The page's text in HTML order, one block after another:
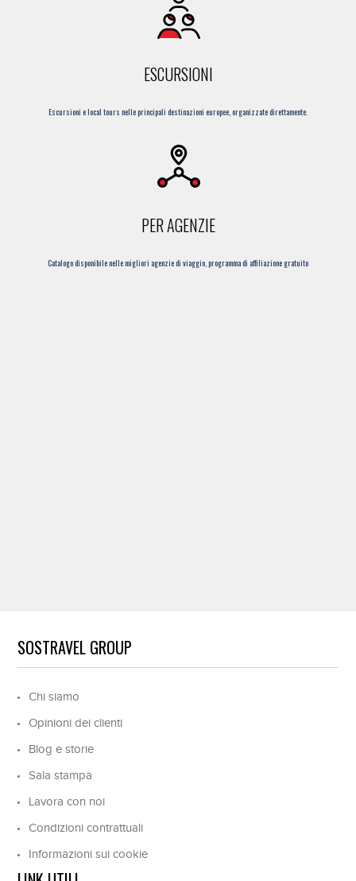
ESCURSIONI
Escursioni e local tours nelle principali destinazioni europee, organizzate direttamente.
PER AGENZIE
Catalogo disponibile nelle migliori agenzie di viaggio, programma di affiliazione gratuito
SOSTRAVEL GROUP
Chi siamo
Opinioni dei clienti
Blog e storie
Sala stampa
Lavora con noi
Condizioni contrattuali
Informazioni sui cookie